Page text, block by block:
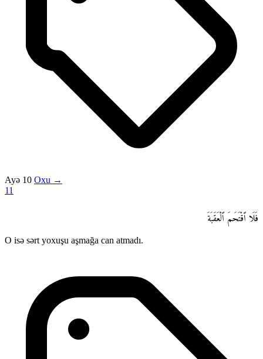
Ayə 10 Oxu →
11
فَلَا ٱقْتَحَمَ ٱلْعَقَبَةَ
O isə sərt yoxuşu aşmağa can atmadı.